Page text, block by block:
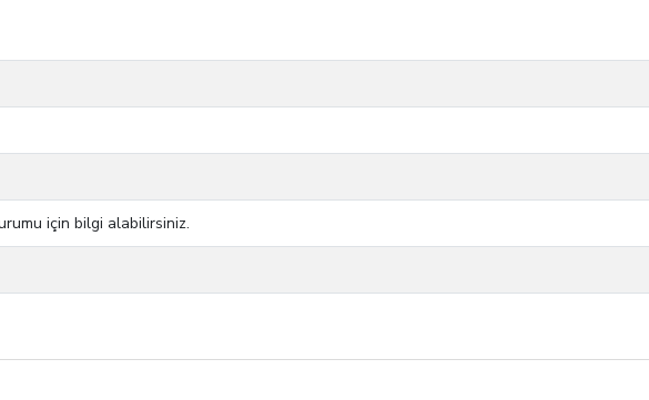
için bilgi alabilirsiniz.